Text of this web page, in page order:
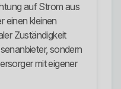
auf Strom aus
einen kleinen
Zuständigkeit
sondern
mit eigener